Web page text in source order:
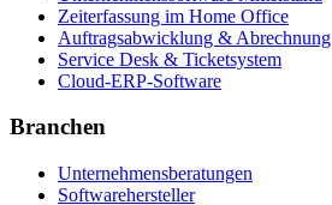
Zeiterfassung im Home Office
Auftragsabwicklung & Abrechnung
Service Desk & Ticketsystem
Cloud-ERP-Software
Branchen
Unternehmensberatungen
Softwarehersteller